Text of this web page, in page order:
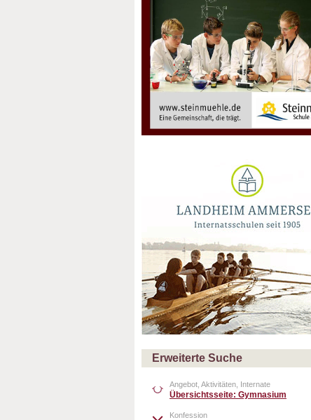
Erweiterte Suche
Angebot, Aktivitäten, Internate
Übersichtsseite: Gymnasium
Konfession